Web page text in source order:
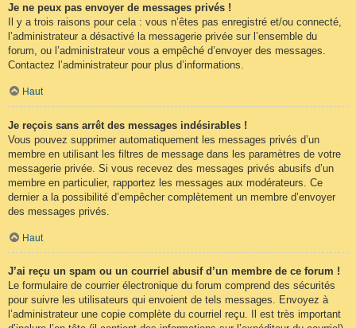
Je ne peux pas envoyer de messages privés !
Il y a trois raisons pour cela : vous n’êtes pas enregistré et/ou connecté,
l’administrateur a désactivé la messagerie privée sur l’ensemble du
forum, ou l’administrateur vous a empêché d’envoyer des messages.
Contactez l’administrateur pour plus d’informations.
Haut
Je reçois sans arrêt des messages indésirables !
Vous pouvez supprimer automatiquement les messages privés d’un
membre en utilisant les filtres de message dans les paramètres de votre
messagerie privée. Si vous recevez des messages privés abusifs d’un
membre en particulier, rapportez les messages aux modérateurs. Ce
dernier a la possibilité d’empêcher complètement un membre d’envoyer
des messages privés.
Haut
J’ai reçu un spam ou un courriel abusif d’un membre de ce forum !
Le formulaire de courrier électronique du forum comprend des sécurités
pour suivre les utilisateurs qui envoient de tels messages. Envoyez à
l’administrateur une copie complète du courriel reçu. Il est très important